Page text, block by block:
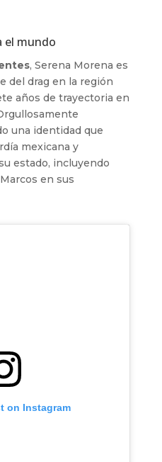
el mundo
, Serena Morena es
del drag en la región
años de trayectoria en
una identidad que
mexicana y
estado, incluyendo
en sus
on Instagram